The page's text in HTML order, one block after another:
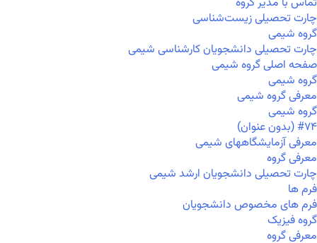
چارت تحصیلی زیست‌شناسی
گروه شیمی
چارت تحصیلی دانشجویان کارشناسی شیمی
صفحه اصلی گروه شیمی
گروه شیمی
معرفی گروه شیمی
گروه شیمی
#۷۴ (بدون عنوان)
معرفی آزمایشگاههای شیمی
معرفی گروه
چارت تحصیلی دانشجویان ارشد شیمی
فرم ها
فرم های مخصوص دانشجویان
گروه فیزیک
معرفی گروه